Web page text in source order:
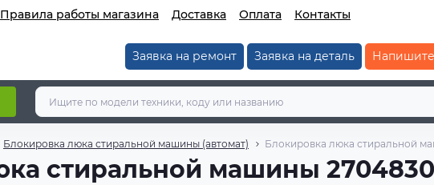
Правила работы магазина Доставка Оплата Контакты
Заявка на ремонт Заявка на деталь
Блокировка люка стиральной машины (автомат) Блокировка люка стиральной
стиральной машины